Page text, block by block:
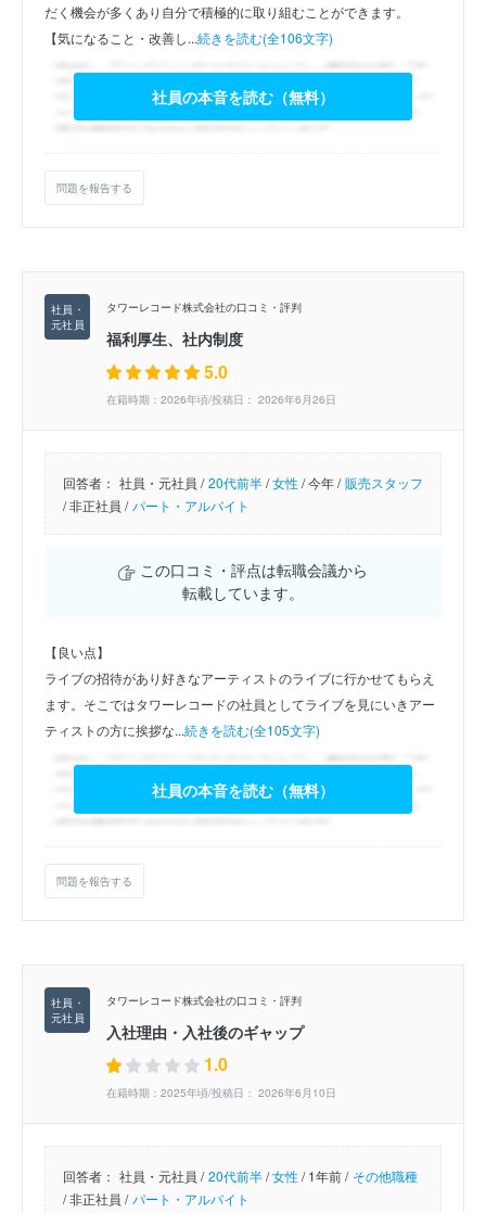
だく機会が多くあり自分で積極的に取り組むことができます。
【気になること・改善し...続きを読む(全106文字)
社員の本音を読む（無料）
問題を報告する
タワーレコード株式会社の口コミ・評判
福利厚生、社内制度
5.0
在籍時期：2026年頃/投稿日： 2026年6月26日
回答者： 社員・元社員 / 20代前半/女性/今年 / 販売スタッフ
/非正社員 / パート・アルバイト
この口コミ・評点は転職会議から
転載しています。
【良い点】
ライブの招待があり好きなアーティストのライブに行かせてもらえ
ます。そこではタワーレコードの社員としてライブを見にいきアー
ティストの方に挨拶な...続きを読む(全105文字)
社員の本音を読む（無料）
問題を報告する
タワーレコード株式会社の口コミ・評判
入社理由・入社後のギャップ
1.0
在籍時期：2025年頃/投稿日： 2026年6月10日
回答者： 社員・元社員 / 20代前半/女性/1年前 / その他職種
/非正社員 / パート・アルバイト